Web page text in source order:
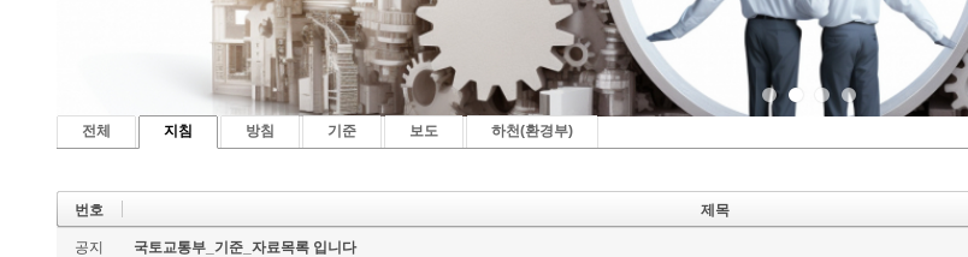
국책연구원
전체 지침 방침 기준 보도 하천(환경부)
번호 제목
공지 국토교통부_기준_자료목록 입니다